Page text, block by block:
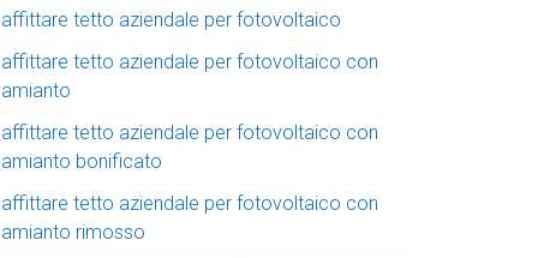
affittare tetto aziendale per fotovoltaico
affittare tetto aziendale per fotovoltaico con
amianto
affittare tetto aziendale per fotovoltaico con
amianto bonificato
affittare tetto aziendale per fotovoltaico con
amianto rimosso